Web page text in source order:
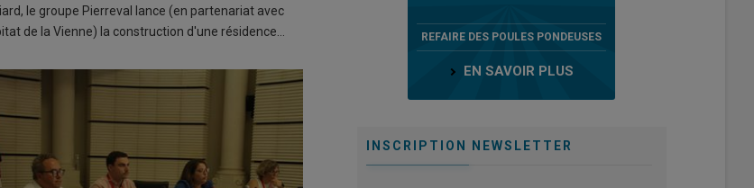
le groupe Pierreval lance (en partenariat avec
de la Vienne) la construction d'une résidence…
REFAIRE DES POULES PONDEUSES
EN SAVOIR PLUS
INSCRIPTION NEWSLETTER